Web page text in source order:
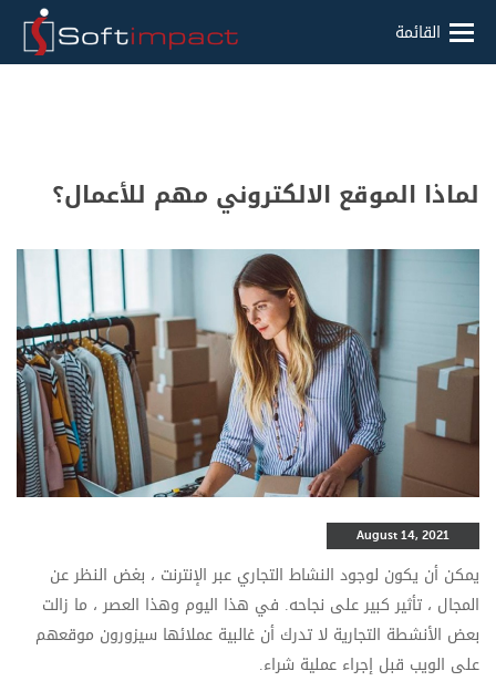
القائمة
لماذا الموقع الالكتروني مهم للأعمال؟
August 14, 2021
يمكن أن يكون لوجود النشاط التجاري عبر الإنترنت ، بغض النظر عن
المجال ، تأثير كبير على نجاحه. في هذا اليوم وهذا العصر ، ما زالت
بعض الأنشطة التجارية لا تدرك أن غالبية عملائها سيزورون موقعهم
على الويب قبل إجراء عملية شراء.